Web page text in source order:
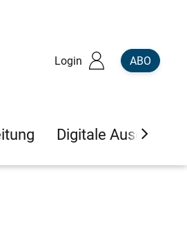
Login ABO
Digitale Ausgaben